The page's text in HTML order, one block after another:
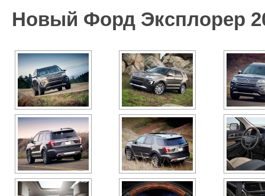
Новый Форд Эксплорер